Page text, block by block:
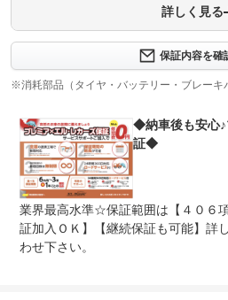
全グレードの保証に２４時
ービスが付帯！外出先やお
証修理が可能です。更に保
修理回数 -
上限金額 -
免責金 無し
保証修理
受付先
詳しく見る
保証内容を確
※消耗部品（タイヤ・バッテリー・ブレーキ
◆納車後も安心♪
証◆
業界最高水準☆保証範囲は【４０６
証加入ＯＫ】【継続保証も可能】詳
わせ下さい。